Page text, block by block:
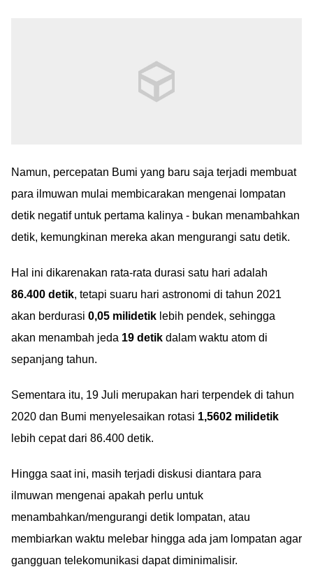
Namun, percepatan Bumi yang baru saja terjadi membuat
para ilmuwan mulai membicarakan mengenai lompatan
detik negatif untuk pertama kalinya - bukan menambahkan
detik, kemungkinan mereka akan mengurangi satu detik.
Hal ini dikarenakan rata-rata durasi satu hari adalah
86.400 detik, tetapi suaru hari astronomi di tahun 2021
akan berdurasi 0,05 milidetik lebih pendek, sehingga
akan menambah jeda 19 detik dalam waktu atom di
sepanjang tahun.
Sementara itu, 19 Juli merupakan hari terpendek di tahun
2020 dan Bumi menyelesaikan rotasi 1,5602 milidetik
lebih cepat dari 86.400 detik.
Hingga saat ini, masih terjadi diskusi diantara para
ilmuwan mengenai apakah perlu untuk
menambahkan/mengurangi detik lompatan, atau
membiarkan waktu melebar hingga ada jam lompatan agar
gangguan telekomunikasi dapat diminimalisir.